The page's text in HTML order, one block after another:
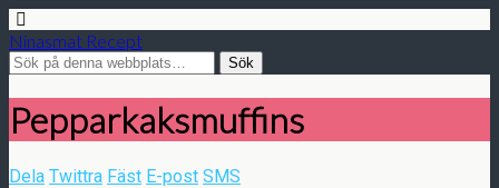
Ninasmat Recept
Pepparkaksmuffins
Dela Twittra Fäst E-post SMS